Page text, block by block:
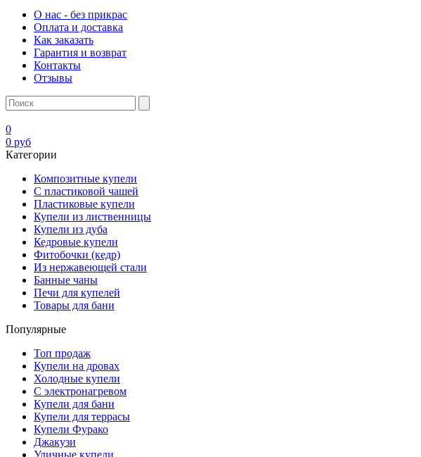
О нас - без прикрас
Оплата и доставка
Как заказать
Гарантия и возврат
Контакты
Отзывы
0
0 руб
Категории
Композитные купели
С пластиковой чашей
Пластиковые купели
Купели из лиственницы
Купели из дуба
Кедровые купели
Фитобочки (кедр)
Из нержавеющей стали
Банные чаны
Печи для купелей
Товары для бани
Популярные
Топ продаж
Купели на дровах
Холодные купели
С электронагревом
Купели для бани
Купели для террасы
Купели Фурако
Джакузи
Уличные купели